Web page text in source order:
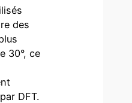
des
30°, ce
DFT.